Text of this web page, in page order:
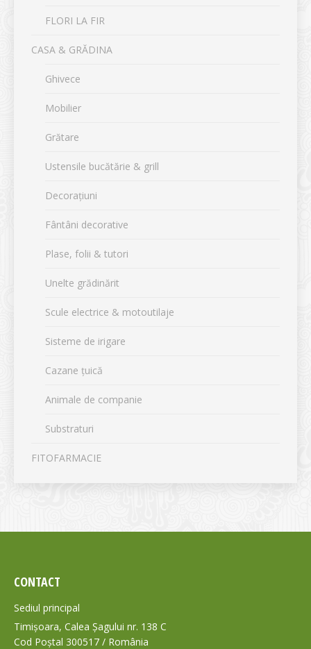
FLORI LA FIR
CASA & GRĂDINA
Ghivece
Mobilier
Grătare
Ustensile bucătărie & grill
Decorațiuni
Fântâni decorative
Plase, folii & tutori
Unelte grădinărit
Scule electrice & motoutilaje
Sisteme de irigare
Cazane țuică
Animale de companie
Substraturi
FITOFARMACIE
CONTACT
Sediul principal
Timișoara, Calea Șagului nr. 138 C
Cod Poștal 300517 / România